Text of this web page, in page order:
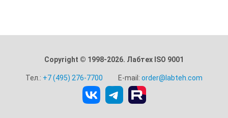
Copyright © 1998-2026. Лабтех ISO 9001
Тел.: +7 (495) 276-7700 E-mail: order@labteh.com